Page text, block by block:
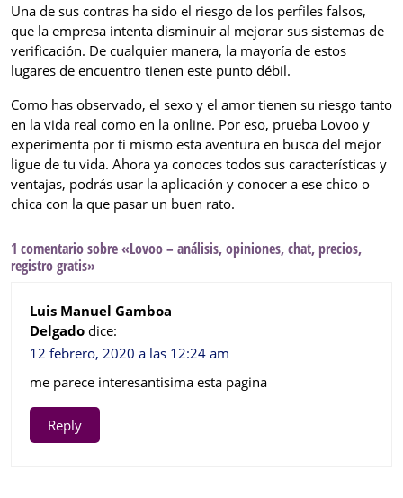
Una de sus contras ha sido el riesgo de los perfiles falsos,
que la empresa intenta disminuir al mejorar sus sistemas de
verificación. De cualquier manera, la mayoría de estos
lugares de encuentro tienen este punto débil.
Como has observado, el sexo y el amor tienen su riesgo tanto
en la vida real como en la online. Por eso, prueba Lovoo y
experimenta por ti mismo esta aventura en busca del mejor
ligue de tu vida. Ahora ya conoces todos sus características y
ventajas, podrás usar la aplicación y conocer a ese chico o
chica con la que pasar un buen rato.
1 comentario sobre «Lovoo – análisis, opiniones, chat, precios,
registro gratis»
Luis Manuel Gamboa
Delgado dice:
12 febrero, 2020 a las 12:24 am
me parece interesantisima esta pagina
Reply